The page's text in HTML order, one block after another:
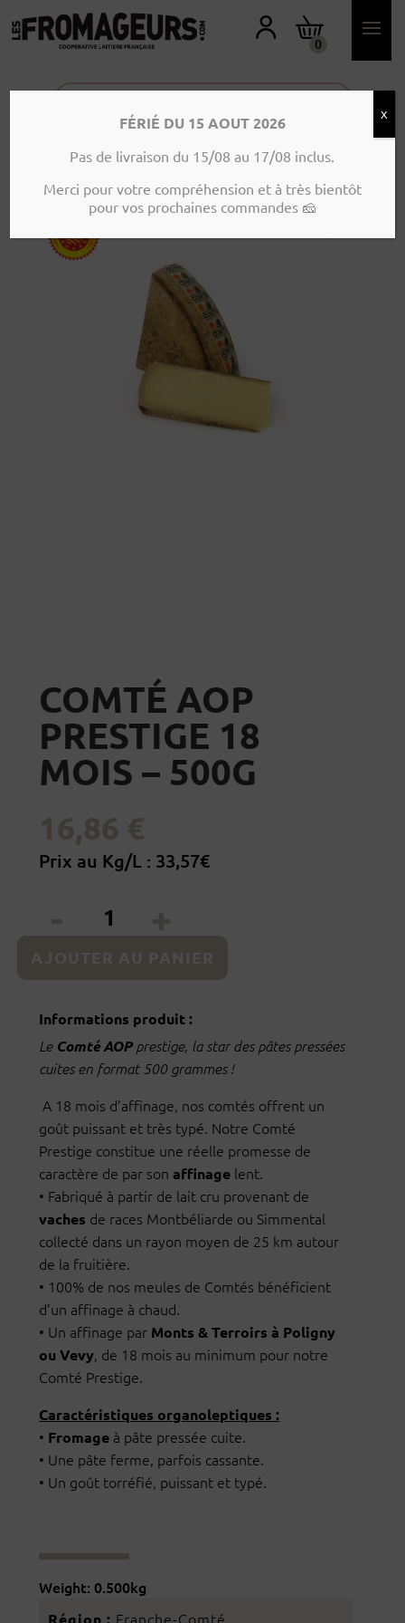
O
N
P
E
0
prestige 18 mois – 500g
COMTÉ AOP
PRESTIGE 18
MOIS – 500G
Prix au Kg/L : 33,57€
quantité
18
mois
-
Informations produit :
Le Comté AOPprestige, la star des pâtes pressées
cuites en format 500 grammes !
A 18 mois d’affinage, nos comtés offrent un
goût puissant et très typé. Notre Comté
Prestige constitue une réelle promesse de
caractère de par son affinage lent.
• Fabriqué à partir de lait cru provenant de
vaches de races Montbéliarde ou Simmental
collecté dans un rayon moyen de 25 km autour
de la fruitière.
• 100% de nos meules de Comtés bénéficient
d’un affinage à chaud.
• Un affinage par Monts & Terroirs à Poligny
ou Vevy, de 18 mois au minimum pour notre
Comté Prestige.
Caractéristiques organoleptiques :
• Fromage à pâte pressée cuite.
• Une pâte ferme, parfois cassante.
• Un goût torréfié, puissant et typé.
Weight: 0.500kg
Région : Franche-Comté
FÉRIÉ DU 15 AOUT 2026
Pas de livraison du 15/08 au 17/08 inclus.
Merci pour votre compréhension et à très bientôt
pour vos prochaines commandes 🧀
X